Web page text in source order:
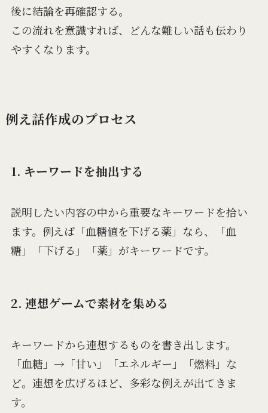
後に結論を再確認する。
この流れを意識すれば、どんな難しい話も伝わり
やすくなります。
例え話作成のプロセス
1. キーワードを抽出する
説明したい内容の中から重要なキーワードを拾い
ます。例えば「血糖値を下げる薬」なら、「血
糖」「下げる」「薬」がキーワードです。
2. 連想ゲームで素材を集める
キーワードから連想するものを書き出します。
「血糖」→「甘い」「エネルギー」「燃料」な
ど。連想を広げるほど、多彩な例えが出てきま
す。